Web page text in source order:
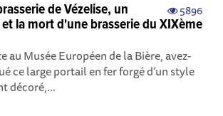
5896
de Vézelise, un
la mort d'une brasserie du XIXème
au Musée Européen de la Bière, avez-
ce large portail en fer forgé d’un style
décoré,...